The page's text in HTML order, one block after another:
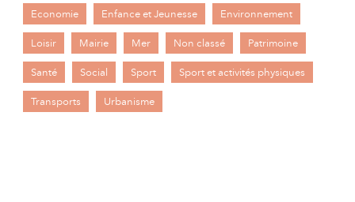
Economie Enfance et Jeunesse Environnement
Loisir Mairie Mer Non classé Patrimoine
Santé Social Sport Sport et activités physiques
Transports Urbanisme